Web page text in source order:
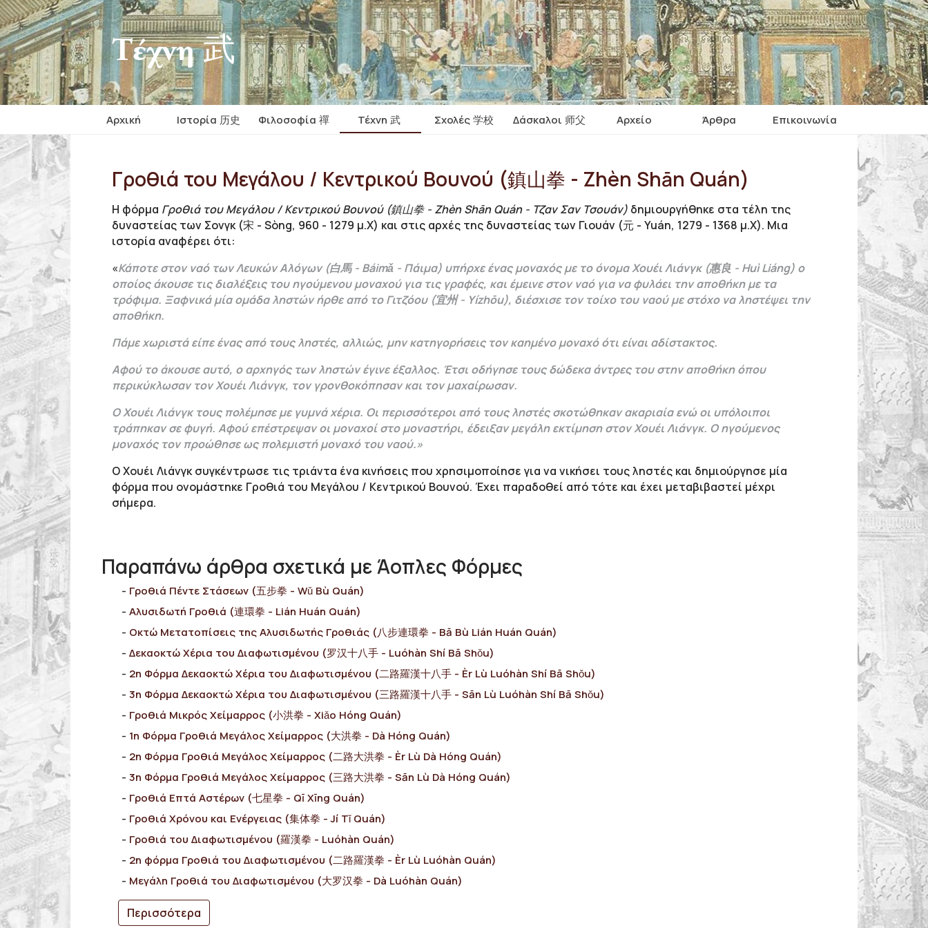
Τέχνη 武
Αρχική Iστορία 历史 Φιλοσοφία 禪 Τέχνη 武 Σχολές 学校 Δάσκαλοι 师父 Αρχείο Άρθρα Επικοινωνία
Γροθιά του Μεγάλου / Κεντρικού Βουνού (鎮山拳 - Ζhèn Shān Quán)
Η φόρμα Γροθιά του Μεγάλου / Κεντρικού Βουνού (鎮山拳 - Ζhèn Shān Quán - Τζαν Σαν Τσουάν) δημιουργήθηκε στα τέλη της
δυναστείας των Σονγκ (宋 - Sòng, 960 - 1279 μ.Χ) και στις αρχές της δυναστείας των Γιουάν (元 - Yuán, 1279 - 1368 μ.Χ). Μια
ιστορία αναφέρει ότι:
«Κάποτε στον ναό των Λευκών Αλόγων (白馬 - Báimǎ - Πάιμα) υπήρχε ένας μοναχός με το όνομα Χουέι Λιάνγκ (惠良 - Huì Liáng) ο
οποίος άκουσε τις διαλέξεις του ηγούμενου μοναχού για τις γραφές, και έμεινε στον ναό για να φυλάει την αποθήκη με τα
τρόφιμα. Ξαφνικά μία ομάδα ληστών ήρθε από το Γιτζόου (宜州 - Yízhōu), διέσχισε τον τοίχο του ναού με στόχο να ληστέψει την
αποθήκη.
Πάμε χωριστά είπε ένας από τους ληστές, αλλιώς, μην κατηγορήσεις τον καημένο μοναχό ότι είναι αδίστακτος.
Αφού το άκουσε αυτό, ο αρχηγός των ληστών έγινε έξαλλος. Έτσι οδήγησε τους δώδεκα άντρες του στην αποθήκη όπου
περικύκλωσαν τον Χουέι Λιάνγκ, τον γρονθοκόπησαν και τον μαχαίρωσαν.
Ο Χουέι Λιάνγκ τους πολέμησε με γυμνά χέρια. Οι περισσότεροι από τους ληστές σκοτώθηκαν ακαριαία ενώ οι υπόλοιποι
τράπηκαν σε φυγή. Αφού επέστρεψαν οι μοναχοί στο μοναστήρι, έδειξαν μεγάλη εκτίμηση στον Χουέι Λιάνγκ. Ο ηγούμενος
μοναχός τον προώθησε ως πολεμιστή μοναχό του ναού.»
Ο Χουέι Λιάνγκ συγκέντρωσε τις τριάντα ένα κινήσεις που χρησιμοποίησε για να νικήσει τους ληστές και δημιούργησε μία
φόρμα που ονομάστηκε Γροθιά του Μεγάλου / Κεντρικού Βουνού. Έχει παραδοθεί από τότε και έχει μεταβιβαστεί μέχρι
σήμερα.
Παραπάνω άρθρα σχετικά με Άοπλες Φόρμες
Γροθιά Πέντε Στάσεων (五步拳 - Wǔ Bù Quán)
Αλυσιδωτή Γροθιά (連環拳 - Lián Huán Quán)
Οκτώ Μετατοπίσεις της Αλυσιδωτής Γροθιάς (八步連環拳 - Bā Bù Lián Huán Quán)
Δεκαοκτώ Χέρια του Διαφωτισμένου (罗汉十八手 - Luóhàn Shí Bā Shǒu)
2η Φόρμα Δεκαοκτώ Χέρια του Διαφωτισμένου (二路羅漢十八手 - Èr Lù Luóhàn Shí Bā Shǒu)
3η Φόρμα Δεκαοκτώ Χέρια του Διαφωτισμένου (三路羅漢十八手 - Sān Lù Luóhàn Shí Bā Shǒu)
Γροθιά Μικρός Χείμαρρος (小洪拳 - Xiǎo Hóng Quán)
1η Φόρμα Γροθιά Μεγάλος Χείμαρρος (大洪拳 - Dà Hóng Quán)
2η Φόρμα Γροθιά Μεγάλος Χείμαρρος (二路大洪拳 - Èr Lù Dà Hóng Quán)
3η Φόρμα Γροθιά Μεγάλος Χείμαρρος (三路大洪拳 - Sān Lù Dà Hóng Quán)
Γροθιά Επτά Αστέρων (七星拳 - Qī Xīng Quán)
Γροθιά Χρόνου και Ενέργειας (集体拳 - Jí Tǐ Quán)
Γροθιά του Διαφωτισμένου (羅漢拳 - Luóhàn Quán)
2η φόρμα Γροθιά του Διαφωτισμένου (二路羅漢拳 - Èr Lù Luóhàn Quán)
Μεγάλη Γροθιά του Διαφωτισμένου (大罗汉拳 - Dà Luóhàn Quán)
Περισσότερα